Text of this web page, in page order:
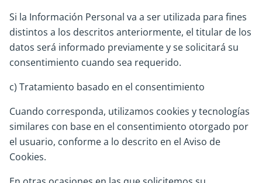
Si la Información Personal va a ser utilizada para fines
distintos a los descritos anteriormente, el titular de los
datos será informado previamente y se solicitará su
consentimiento cuando sea requerido.
c) Tratamiento basado en el consentimiento
Cuando corresponda, utilizamos cookies y tecnologías
similares con base en el consentimiento otorgado por
el usuario, conforme a lo descrito en el Aviso de
Cookies.